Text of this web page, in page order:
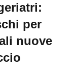
per
nuove